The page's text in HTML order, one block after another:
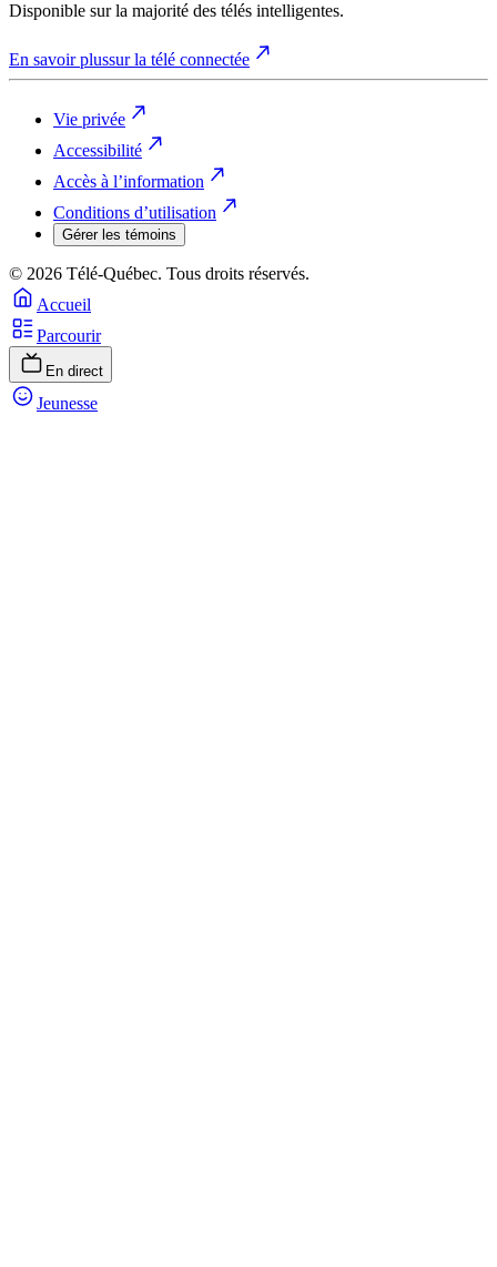
Disponible sur la majorité des télés intelligentes.
En savoir plussur la télé connectée
Vie privée
Accessibilité
Accès à l’information
Conditions d’utilisation
Gérer les témoins
© 2026 Télé-Québec. Tous droits réservés.
Accueil
Parcourir
En direct
Jeunesse